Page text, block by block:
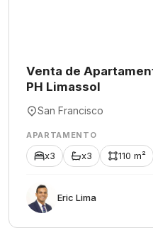
Venta de
PH Limassol
San Francisco
APARTAMENTO
x3 x3 110 m²
Eric Lima